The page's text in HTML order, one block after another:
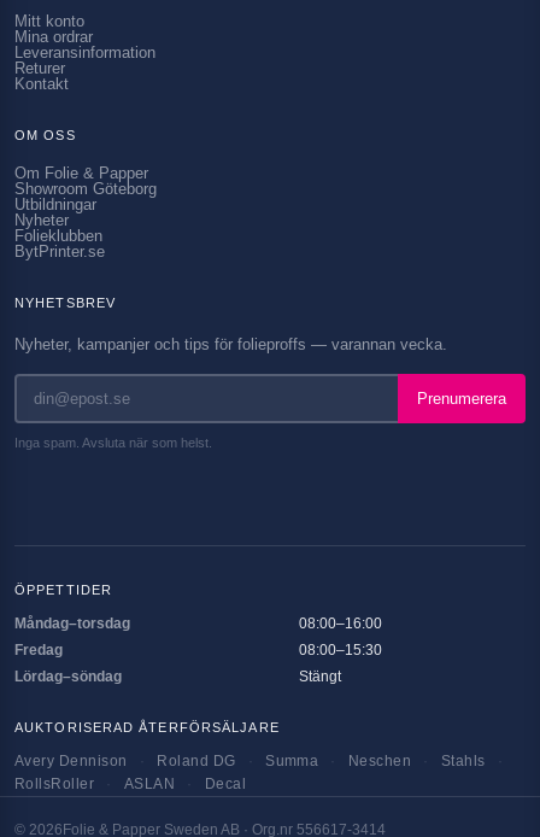
Mitt konto
Mina ordrar
Leveransinformation
Returer
Kontakt
OM OSS
Om Folie & Papper
Showroom Göteborg
Utbildningar
Nyheter
Folieklubben
BytPrinter.se
NYHETSBREV
Nyheter, kampanjer och tips för folieproffs — varannan vecka.
Prenumerera
Inga spam. Avsluta när som helst.
ÖPPETTIDER
Måndag–torsdag
08:00–16:00
Fredag
08:00–15:30
Lördag–söndag
Stängt
AUKTORISERAD ÅTERFÖRSÄLJARE
Avery Dennison Roland DG Summa Neschen Stahls
RollsRoller
ASLAN Decal
© 2026 Folie & Papper Sweden AB · Org.nr 556617-3414